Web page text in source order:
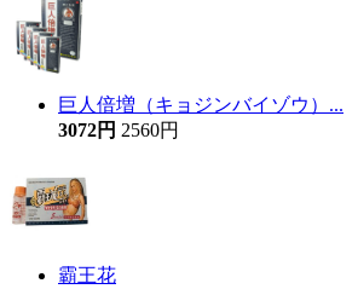
巨人倍増（キョジンバイゾウ）...
3072円 2560円
霸王花